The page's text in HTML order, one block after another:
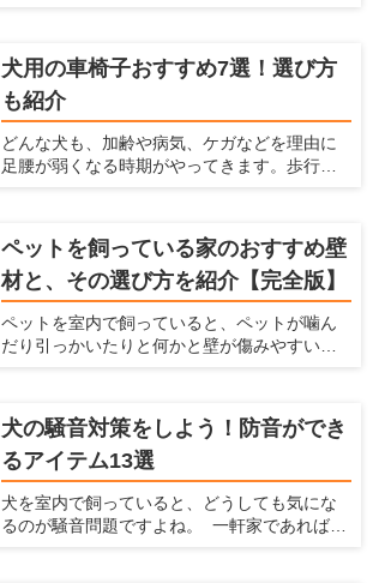
性やコストパフォーマンスに期待大です！
のフードを吐き出したり、むせたりしてしま
います。 そのようなときは、犬にとって食べ
やすい姿勢が保てるご飯台を検討してみま
しょう。老犬や気管の弱い犬のサポートにも
役立ちます。 この記事では、ご飯台を使うメ
リットと選び方、おすすめのアイテムを7つ紹
犬用の車椅子おすすめ7選！選び方
も紹介
どんな犬も、加齢や病気、ケガなどを理由に
足腰が弱くなる時期がやってきます。歩行が
さんにとって、少しの距離でも一緒に歩ける
時間は貴重です。たとえ体が不自由であって
も、犬用車椅子があれば愛犬の意思で行きた
い場所に移動できます。 寝たきりを予防する
ために、体力づくりの一環として犬用車椅子
を利用するのも一つの方法です。この記事で
ペットを飼っている家のおすすめ壁
材と、その選び方を紹介【完全版】
ペットを室内で飼っていると、ペットが噛ん
だり引っかいたりと何かと壁が傷みやすいで
声が周りに漏れたりするのも、壁が原因のこ
とがあります。 だからこそ、ペットを飼う時
にはこういった悩みを解決してくれる壁材を
選ぶ必要があります。 この記事では、ペット
を飼う家におすすめの壁材を紹介するととも
に、愛犬家住宅だからこそ知っている壁材の
犬の騒音対策をしよう！防音ができ
るアイテム13選
犬を室内で飼っていると、どうしても気にな
るのが騒音問題ですよね。 一軒家であれば周